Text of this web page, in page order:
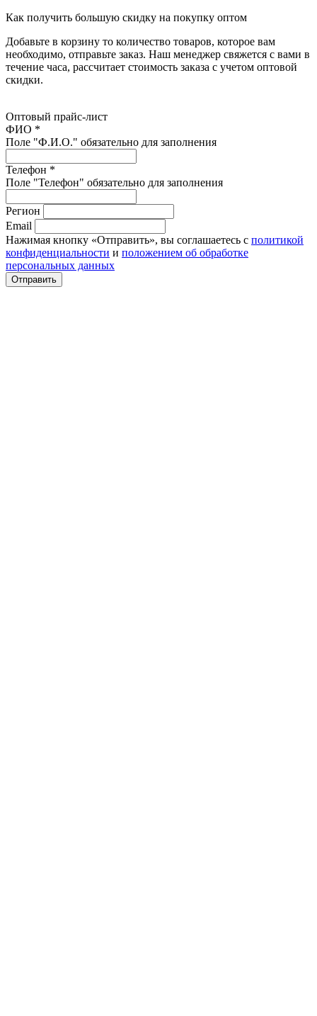
Как получить большую скидку на покупку оптом
Добавьте в корзину то количество товаров, которое вам
необходимо, отправьте заказ. Наш менеджер свяжется с вами в
течение часа, рассчитает стоимость заказа с учетом оптовой
скидки.
Оптовый прайс-лист
ФИО *
Поле "Ф.И.О." обязательно для заполнения
Телефон *
Поле "Телефон" обязательно для заполнения
Регион
Email
Нажимая кнопку «Отправить», вы соглашаетесь с политикой
конфиденциальности и положением об обработке
персональных данных
Отправить